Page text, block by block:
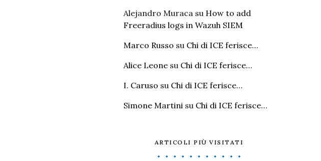
Alejandro Muraca su How to add
Freeradius logs in Wazuh SIEM
Marco Russo su Chi di ICE ferisce…
Alice Leone su Chi di ICE ferisce…
I. Caruso su Chi di ICE ferisce…
Simone Martini su Chi di ICE ferisce…
ARTICOLI PIÙ VISITATI